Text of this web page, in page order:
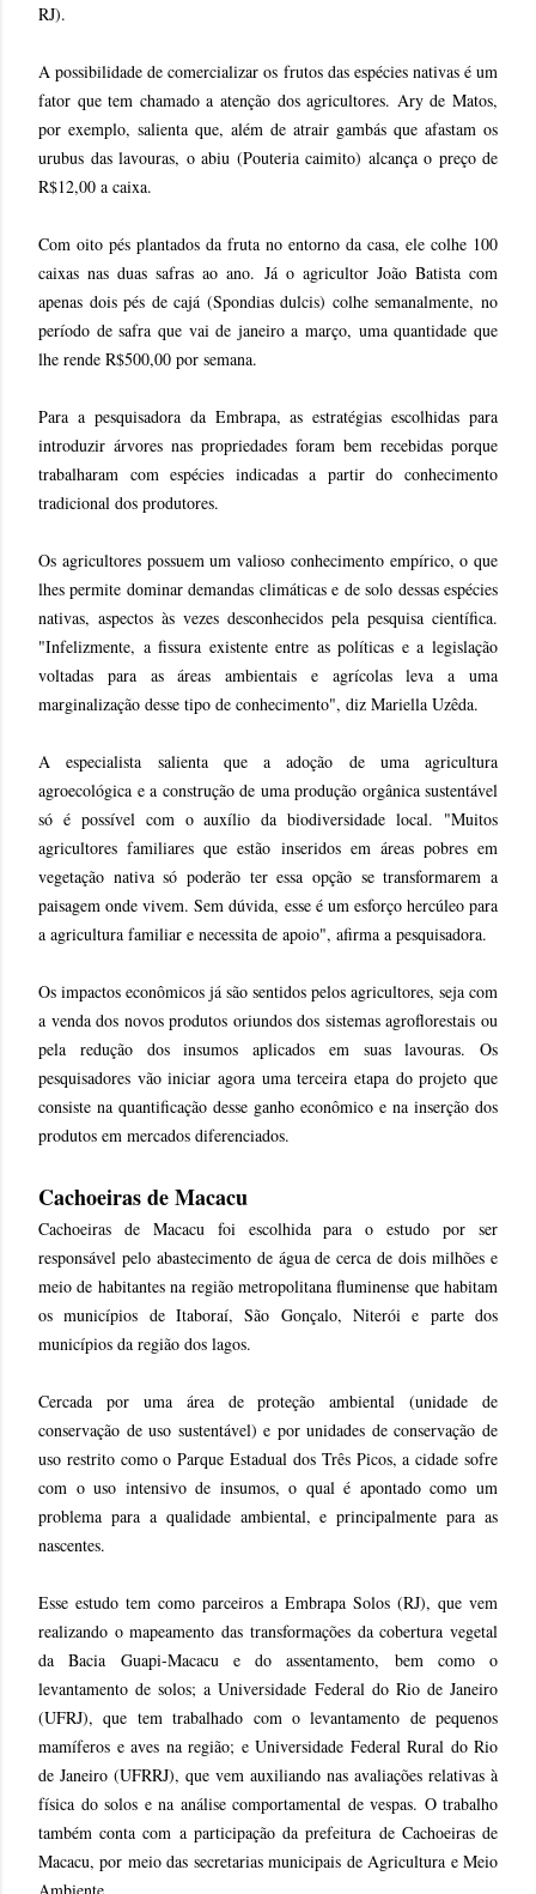
RJ).
A possibilidade de comercializar os frutos das espécies nativas é um
fator que tem chamado a atenção dos agricultores. Ary de Matos,
por exemplo, salienta que, além de atrair gambás que afastam os
urubus das lavouras, o abiu (Pouteria caimito) alcança o preço de
R$12,00 a caixa.
Com oito pés plantados da fruta no entorno da casa, ele colhe 100
caixas nas duas safras ao ano. Já o agricultor João Batista com
apenas dois pés de cajá (Spondias dulcis) colhe semanalmente, no
período de safra que vai de janeiro a março, uma quantidade que
lhe rende R$500,00 por semana.
Para a pesquisadora da Embrapa, as estratégias escolhidas para
introduzir árvores nas propriedades foram bem recebidas porque
trabalharam com espécies indicadas a partir do conhecimento
tradicional dos produtores.
Os agricultores possuem um valioso conhecimento empírico, o que
lhes permite dominar demandas climáticas e de solo dessas espécies
nativas, aspectos às vezes desconhecidos pela pesquisa científica.
"Infelizmente, a fissura existente entre as políticas e a legislação
voltadas para as áreas ambientais e agrícolas leva a uma
marginalização desse tipo de conhecimento", diz Mariella Uzêda.
A especialista salienta que a adoção de uma agricultura
agroecológica e a construção de uma produção orgânica sustentável
só é possível com o auxílio da biodiversidade local. "Muitos
agricultores familiares que estão inseridos em áreas pobres em
vegetação nativa só poderão ter essa opção se transformarem a
paisagem onde vivem. Sem dúvida, esse é um esforço hercúleo para
a agricultura familiar e necessita de apoio", afirma a pesquisadora.
Os impactos econômicos já são sentidos pelos agricultores, seja com
a venda dos novos produtos oriundos dos sistemas agroflorestais ou
pela redução dos insumos aplicados em suas lavouras. Os
pesquisadores vão iniciar agora uma terceira etapa do projeto que
consiste na quantificação desse ganho econômico e na inserção dos
produtos em mercados diferenciados.
Cachoeiras de Macacu
Cachoeiras de Macacu foi escolhida para o estudo por ser
responsável pelo abastecimento de água de cerca de dois milhões e
meio de habitantes na região metropolitana fluminense que habitam
os municípios de Itaboraí, São Gonçalo, Niterói e parte dos
municípios da região dos lagos.
Cercada por uma área de proteção ambiental (unidade de
conservação de uso sustentável) e por unidades de conservação de
uso restrito como o Parque Estadual dos Três Picos, a cidade sofre
com o uso intensivo de insumos, o qual é apontado como um
problema para a qualidade ambiental, e principalmente para as
nascentes.
Esse estudo tem como parceiros a Embrapa Solos (RJ), que vem
realizando o mapeamento das transformações da cobertura vegetal
da Bacia Guapi-Macacu e do assentamento, bem como o
levantamento de solos; a Universidade Federal do Rio de Janeiro
(UFRJ), que tem trabalhado com o levantamento de pequenos
mamíferos e aves na região; e Universidade Federal Rural do Rio
de Janeiro (UFRRJ), que vem auxiliando nas avaliações relativas à
física do solos e na análise comportamental de vespas. O trabalho
também conta com a participação da prefeitura de Cachoeiras de
Macacu, por meio das secretarias municipais de Agricultura e Meio
Ambiente.